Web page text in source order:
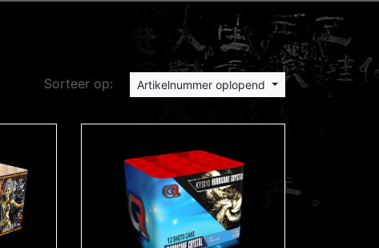
Sorteer op: Artikelnummer oplopend